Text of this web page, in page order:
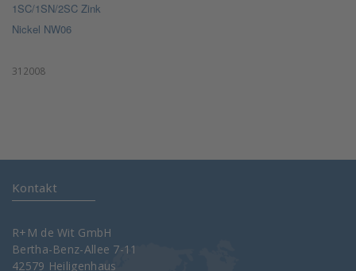
1SC/1SN/2SC Zink
Nickel NW06
312008
Kontakt
R+M de Wit GmbH
Bertha-Benz-Allee 7-11
42579 Heiligenhaus